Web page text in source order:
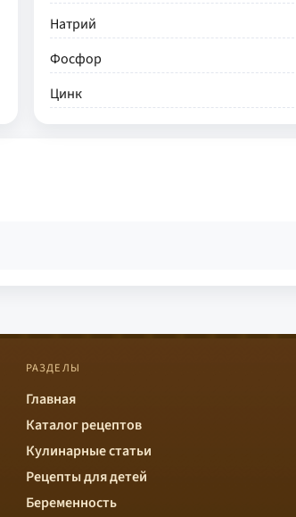
Натрий
Фосфор
Цинк
РАЗДЕЛЫ
Главная
Каталог рецептов
Кулинарные статьи
Рецепты для детей
Беременность